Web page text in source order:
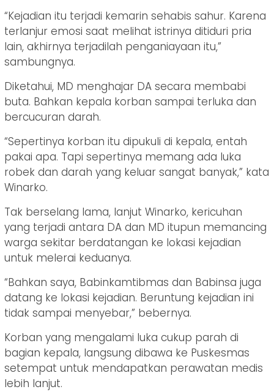
“Kejadian itu terjadi kemarin sehabis sahur. Karena
terlanjur emosi saat melihat istrinya ditiduri pria
lain, akhirnya terjadilah penganiayaan itu,”
sambungnya.
Diketahui, MD menghajar DA secara membabi
buta. Bahkan kepala korban sampai terluka dan
bercucuran darah.
“Sepertinya korban itu dipukuli di kepala, entah
pakai apa. Tapi sepertinya memang ada luka
robek dan darah yang keluar sangat banyak,” kata
Winarko.
Tak berselang lama, lanjut Winarko, kericuhan
yang terjadi antara DA dan MD itupun memancing
warga sekitar berdatangan ke lokasi kejadian
untuk melerai keduanya.
“Bahkan saya, Babinkamtibmas dan Babinsa juga
datang ke lokasi kejadian. Beruntung kejadian ini
tidak sampai menyebar,” bebernya.
Korban yang mengalami luka cukup parah di
bagian kepala, langsung dibawa ke Puskesmas
setempat untuk mendapatkan perawatan medis
lebih lanjut.